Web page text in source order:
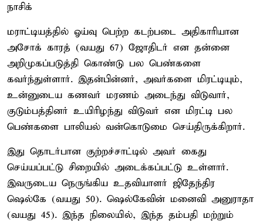
நாசிக்
மராட்டியத்தில் ஓய்வு பெற்ற கடற்படை அதிகாரியான
அசோக் காரத் (வயது 67) ஜோதிடர் என தன்னை
அறிமுகப்படுத்தி கொண்டு பல பெண்களை
கவர்ந்துள்ளார். இதன்பின்னர், அவர்களை மிரட்டியும்,
உன்னுடைய கணவர் மரணம் அடைந்து விடுவார்,
குடும்பத்தினர் உயிரிழந்து விடுவர் என மிரட்டி பல
பெண்களை பாலியல் வன்கொடுமை செய்திருக்கிறார்.
இது தொடர்பான குற்றச்சாட்டில் அவர் கைது
செய்யப்பட்டு சிறையில் அடைக்கப்பட்டு உள்ளார்.
இவருடைய நெருங்கிய உதவியாளர் ஜிதேந்திர
ஷெல்கே (வயது 50). ஷெல்கேவின் மனைவி அனுராதா
(வயது 45). இந்த நிலையில், இந்த தம்பதி மற்றும்